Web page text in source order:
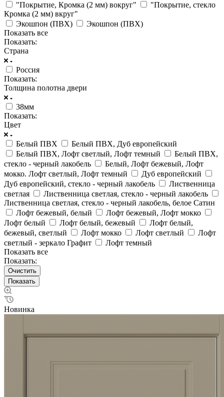
"Покрытие, Кромка (2 мм) вокруг"
"Покрытие, стекло
Кромка (2 мм) вкруг"
Экошпон (ПВХ)
Экошпон (ПВХ)
Показать все
Показать:
Страна
Россия
Показать:
Толщина полотна двери
38мм
Показать:
Цвет
Белый ПВХ
Белый ПВХ, Дуб европейский
Белый ПВХ, Лофт светлый, Лофт темный
Белый ПВХ,
стекло - черный лакобель
Белый, Лофт бежевый, Лофт
мокко. Лофт светлый, Лофт темный
Дуб европейский
Дуб европейский, стекло - черный лакобель
Лиственница
светлая
Лиственница светлая, стекло - черный лакобель
Лиственница светлая, стекло - черный лакобель, белое Сатин
Лофт бежевый, белый
Лофт бежевый, Лофт мокко
Лофт белый
Лофт белый, бежевый
Лофт белый,
бежевый, светлый
Лофт мокко Лофт светлый
Лофт
светлый - зеркало Графит
Лофт темный
Показать все
Показать:
Очистить
Новинка